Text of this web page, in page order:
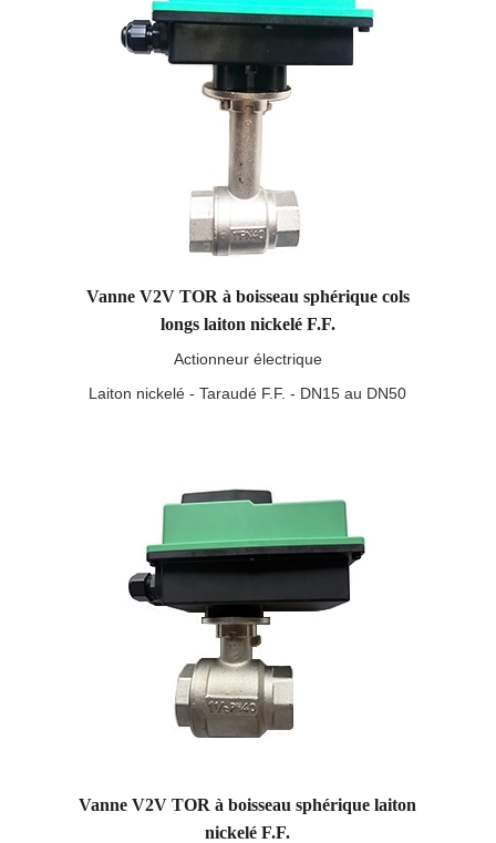
Vanne V2V TOR à boisseau sphérique cols
longs laiton nickelé F.F.
Actionneur électrique
Laiton nickelé - Taraudé F.F. - DN15 au DN50
Vanne V2V TOR à boisseau sphérique laiton
nickelé F.F.